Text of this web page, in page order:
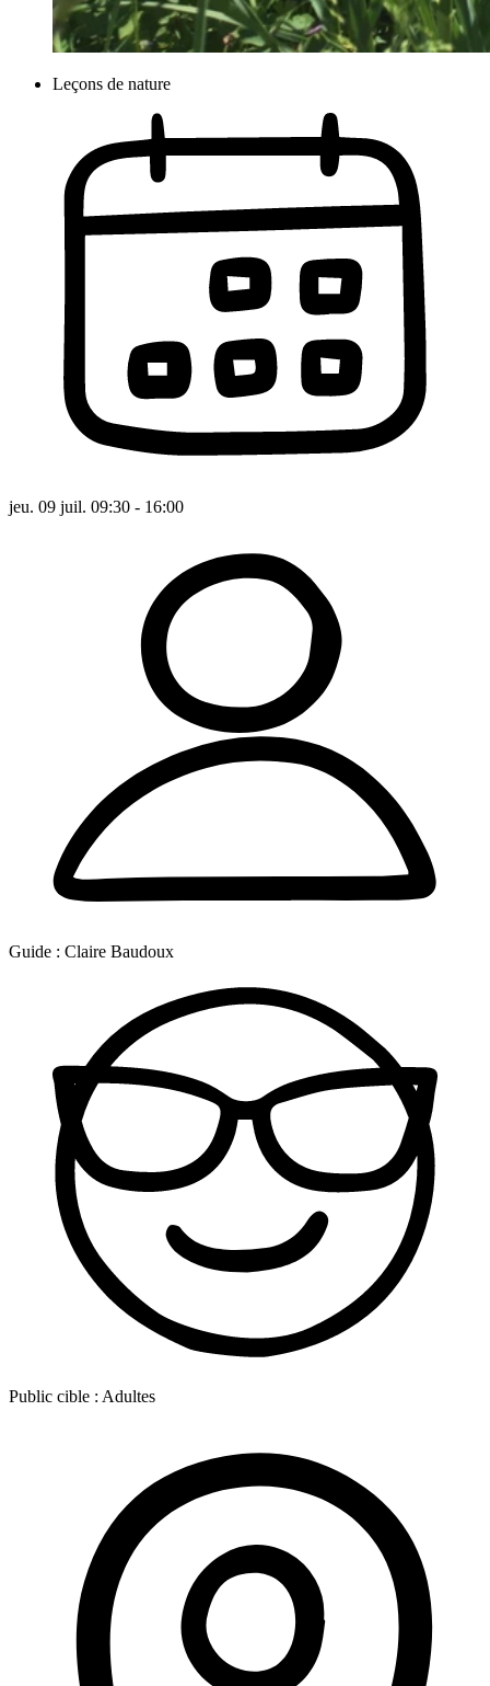
Leçons de nature
jeu. 09 juil. 09:30 - 16:00
Guide : Claire Baudoux
Public cible : Adultes